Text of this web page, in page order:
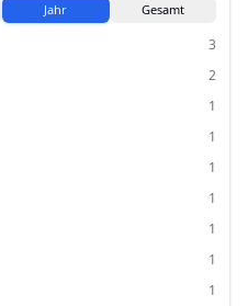
Jahr Gesamt
3
2
1
1
1
1
1
1
1